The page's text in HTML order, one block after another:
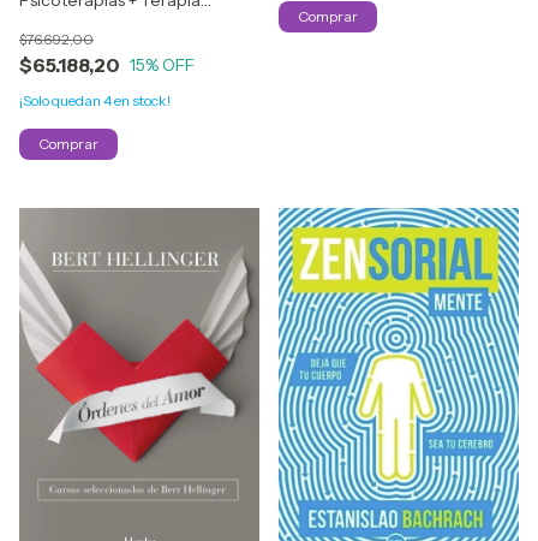
$65.188,20
$76.692,00
15% OFF
¡Solo quedan 4en stock!